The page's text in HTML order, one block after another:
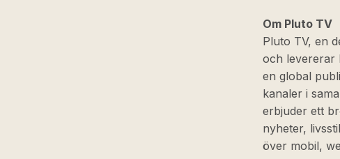
Om Pluto TV
Pluto TV, en
och levererar
en global
kanaler i
erbjuder ett
nyheter,
över mobil,